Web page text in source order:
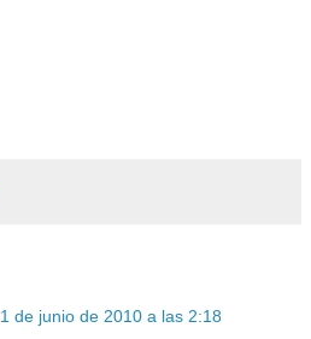
1 de junio de 2010 a las 2:18